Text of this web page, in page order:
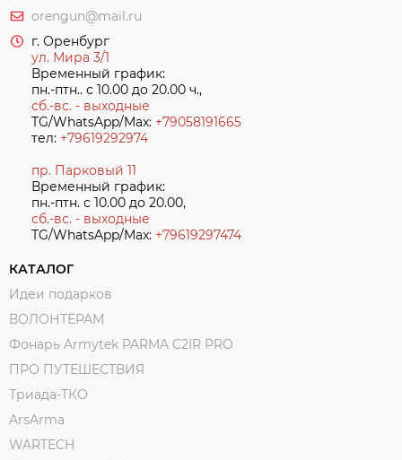
orengun@mail.ru
г. Оренбург
ул. Мира 3/1
Временный график:
пн.-птн.. с 10.00 до 20.00 ч.,
сб.-вс. - выходные
TG/WhatsApp/Max: +79058191665
тел: +79619292974
пр. Парковый 11
Временный график:
пн.-птн. с 10.00 до 20.00,
сб.-вс. - выходные
TG/WhatsApp/Max: +79619297474
КАТАЛОГ
Идеи подарков
ВОЛОНТЁРАМ
Фонарь Armytek PARMA C2IR PRO
ПРО ПУТЕШЕСТВИЯ
Триада-ТКО
ArsArma
WARTECH